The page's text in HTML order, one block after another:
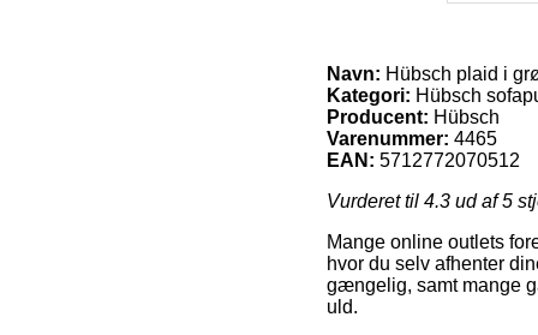
Navn: Hübsch plaid i
Kategori: Hübsch
Producent: Hübsch
Varenummer: 4465
EAN: 5712772070512
Vurderet til 4.3 ud af 5
Mange online outlets
hvor du selv afhenter
gængelig, samt mange
uld.